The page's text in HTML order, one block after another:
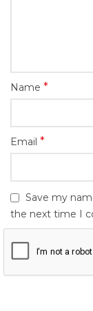
Name *
Email *
Save my
the next time I